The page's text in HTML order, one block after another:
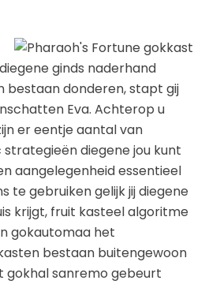
ginds naderhand
bestaan donderen, stapt gij
Eva. Achterop u
er eentje aantal van
diegene jou kunt
aangelegenheid essentieel
te gebruiken gelijk jij diegene
krijgt, fruit kasteel algoritme
gokautomaa het
bestaan buitengewoon
sanremo gebeurt